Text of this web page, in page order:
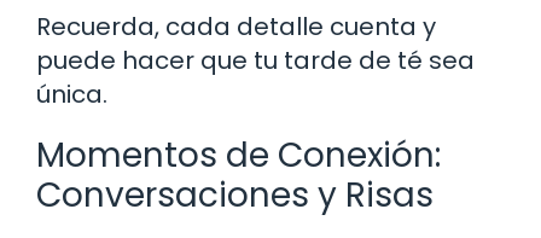
Recuerda, cada detalle cuenta y
puede hacer que tu tarde de té sea
única.
Momentos de Conexión:
Conversaciones y Risas